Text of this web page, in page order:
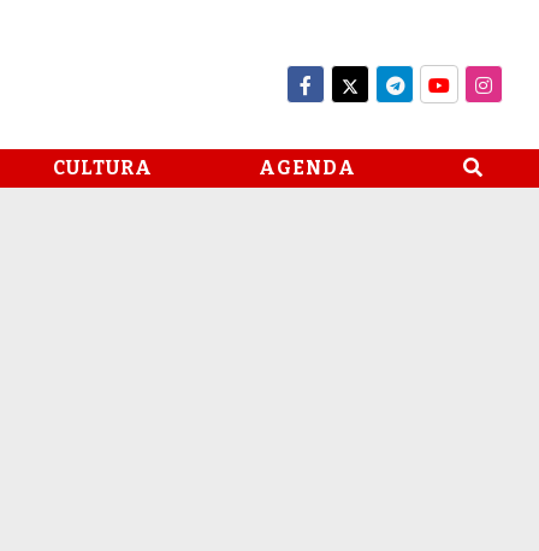
CULTURA AGENDA